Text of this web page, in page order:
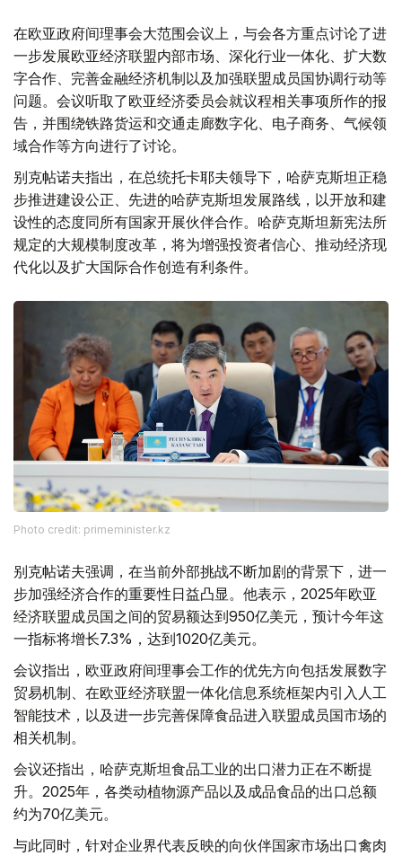
在欧亚政府间理事会大范围会议上，与会各方重点讨论了进
一步发展欧亚经济联盟内部市场、深化行业一体化、扩大数
字合作、完善金融经济机制以及加强联盟成员国协调行动等
问题。会议听取了欧亚经济委员会就议程相关事项所作的报
告，并围绕铁路货运和交通走廊数字化、电子商务、气候领
域合作等方向进行了讨论。
别克帖诺夫指出，在总统托卡耶夫领导下，哈萨克斯坦正稳
步推进建设公正、先进的哈萨克斯坦发展路线，以开放和建
设性的态度同所有国家开展伙伴合作。哈萨克斯坦新宪法所
规定的大规模制度改革，将为增强投资者信心、推动经济现
代化以及扩大国际合作创造有利条件。
Photo credit: primeminister.kz
别克帖诺夫强调，在当前外部挑战不断加剧的背景下，进一
步加强经济合作的重要性日益凸显。他表示，2025年欧亚
经济联盟成员国之间的贸易额达到950亿美元，预计今年这
一指标将增长7.3%，达到1020亿美元。
会议指出，欧亚政府间理事会工作的优先方向包括发展数字
贸易机制、在欧亚经济联盟一体化信息系统框架内引入人工
智能技术，以及进一步完善保障食品进入联盟成员国市场的
相关机制。
会议还指出，哈萨克斯坦食品工业的出口潜力正在不断提
升。2025年，各类动植物源产品以及成品食品的出口总额
约为70亿美元。
与此同时，针对企业界代表反映的向伙伴国家市场出口禽肉